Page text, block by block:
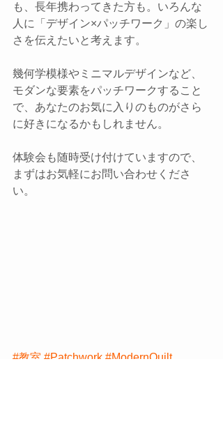
も、長年携わってきた方も。いろんな
人に「デザイン×パッチワーク」の楽し
さを伝えたいと考えます。
​幾何学模様やミニマルデザインなど、
モダンな要素をパッチワークすること
で、あなたのお気に入りのものがさら
に好きになるかもしれません。
体験会も随時受け付けていますので、
まずはお気軽にお問い合わせくださ
い。
#教室 #Patchwork #ModernQuilt